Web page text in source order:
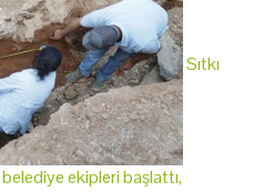
Sıtkı
ekipleri başlattı,